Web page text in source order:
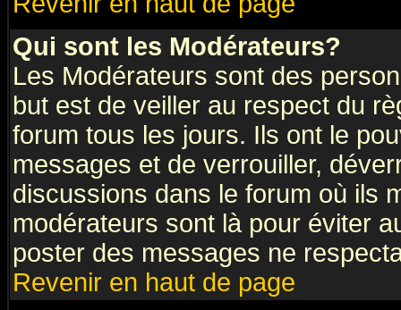
Qui sont les Modérateurs?
Les Modérateurs sont des
but est de veiller au respect du
forum tous les jours. Ils ont le
messages et de verrouiller,
discussions dans le forum où ils
modérateurs sont là pour éviter
poster des messages ne
Revenir en haut de page